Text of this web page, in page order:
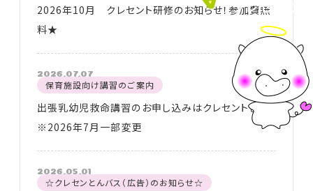
2026年10月 クレセント研修のお知らせ！参加費無
料★
2026.07.07
保育施設向け講習のご案内
出張乳幼児救命講習のお申し込みはクレセントまで
※2026年7月一部変更
2026.05.01
☆クレセンとんバス（広告）のお知らせ☆